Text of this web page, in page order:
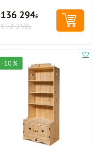
136 294Р
152 250Р
-10%